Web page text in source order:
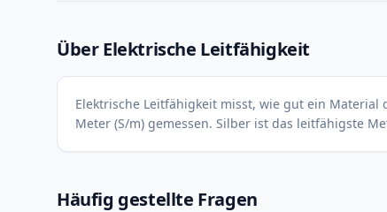
Über Elektrische Leitfähigkeit
Elektrische Leitfähigkeit misst, wie gut ein
Meter (S/m) gemessen. Silber ist das leitfähigste
Häufig gestellte Fragen